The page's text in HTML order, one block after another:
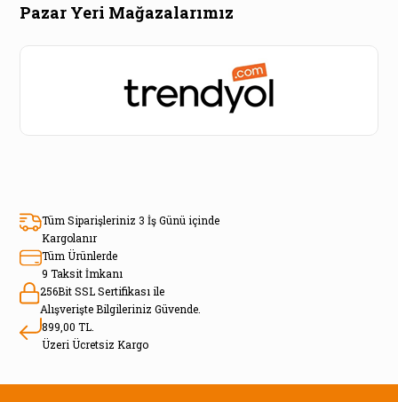
Pazar Yeri Mağazalarımız
Tüm Siparişleriniz 3 İş Günü içinde
Kargolanır
Tüm Ürünlerde
9 Taksit İmkanı
256Bit SSL Sertifikası ile
Alışverişte Bilgileriniz Güvende.
899,00 TL.
Üzeri Ücretsiz Kargo